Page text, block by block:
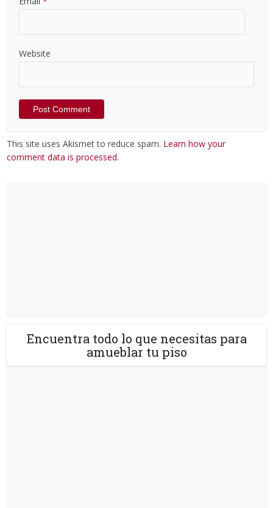
Website
This site uses Akismet to reduce spam. Learn how your
comment data is processed.
Encuentra todo lo que necesitas para
amueblar tu piso